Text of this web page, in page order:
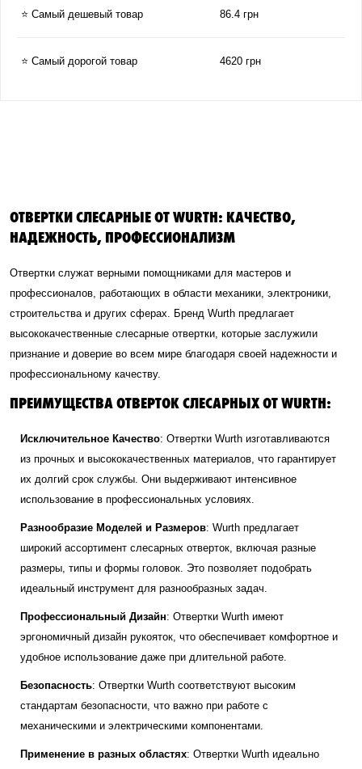
⭐ Самый дешевый товар 86.4 грн
⭐ Самый дорогой товар 4620 грн
ОТВЕРТКИ СЛЕСАРНЫЕ ОТ WURTH: КАЧЕСТВО,
НАДЕЖНОСТЬ, ПРОФЕССИОНАЛИЗМ
Отвертки служат верными помощниками для мастеров и
профессионалов, работающих в области механики, электроники,
строительства и других сферах. Бренд Wurth предлагает
высококачественные слесарные отвертки, которые заслужили
признание и доверие во всем мире благодаря своей надежности и
профессиональному качеству.
ПРЕИМУЩЕСТВА ОТВЕРТОК СЛЕСАРНЫХ ОТ WURTH:
Исключительное Качество: Отвертки Wurth изготавливаются
из прочных и высококачественных материалов, что гарантирует
их долгий срок службы. Они выдерживают интенсивное
использование в профессиональных условиях.
Разнообразие Моделей и Размеров: Wurth предлагает
широкий ассортимент слесарных отверток, включая разные
размеры, типы и формы головок. Это позволяет подобрать
идеальный инструмент для разнообразных задач.
Профессиональный Дизайн: Отвертки Wurth имеют
эргономичный дизайн рукояток, что обеспечивает комфортное и
удобное использование даже при длительной работе.
Безопасность: Отвертки Wurth соответствуют высоким
стандартам безопасности, что важно при работе с
механическими и электрическими компонентами.
Применение в разных областях: Отвертки Wurth идеально